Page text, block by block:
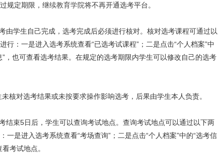
规定期限， 继续教育学院将不再开通选考平台。
学生自己完成，选考完成后必须进行核对。核对选考课程可通过以
行：一是进入选考系统查看“已选考试课程”；二是点击“个人档案”中
”，也可查看选考结果。在规定的选考期限内学生可以修改自己的选考
对选考结果或未按要求操作影响选考，后果由学生本人负责。
束5日后，学生可以查询考试地点。查询考试地点可以通过以下两
一是进入选考系统查看“考场查询”；二是点击“个人档案”中的“选考信
考试地点。